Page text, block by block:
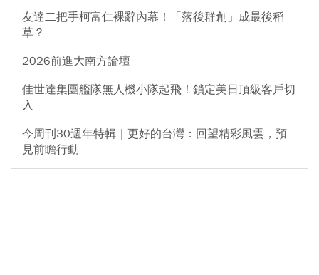
友達二把手柯富仁裸辭內幕！「落後群創」成最後稻
草？
2026前進大南方論壇
佳世達集團艦隊無人機小隊起飛！鎖定美日頂級客戶切
入
今周刊30週年特輯｜更好的台灣：回望精彩風雲，預
見前瞻行動